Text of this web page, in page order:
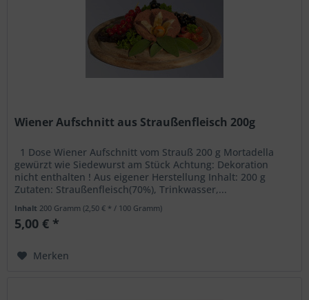
Wiener Aufschnitt aus Straußenfleisch 200g
1 Dose Wiener Aufschnitt vom Strauß 200 g Mortadella
gewürzt wie Siedewurst am Stück Achtung: Dekoration
nicht enthalten ! Aus eigener Herstellung Inhalt: 200 g
Zutaten: Straußenfleisch(70%), Trinkwasser,...
Inhalt 200 Gramm(2,50 € * / 100 Gramm)
5,00 € *
Merken